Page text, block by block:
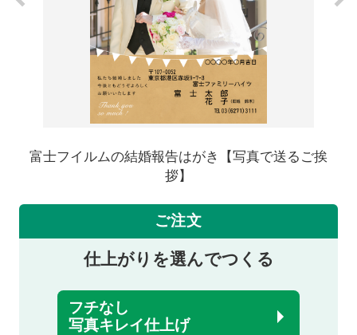
富士フイルムの結婚報告はがき【写真で送るご挨
拶】
ご注文
仕上がりを選んでつくる
フチなし
写真キレイ仕上げ